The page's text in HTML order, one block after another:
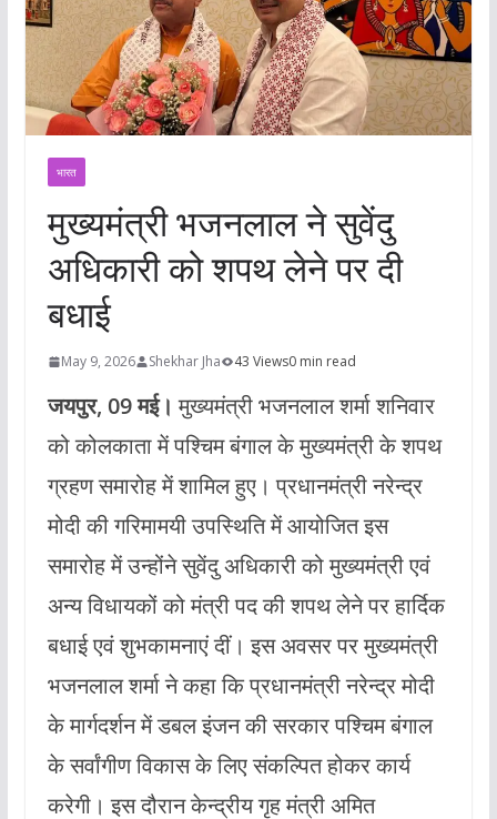
भारत
मुख्यमंत्री भजनलाल ने सुवेंदु
अधिकारी को शपथ लेने पर दी
बधाई
May 9, 2026 Shekhar Jha 43 Views0 min read
जयपुर, 09 मई। मुख्यमंत्री भजनलाल शर्मा शनिवार
को कोलकाता में पश्चिम बंगाल के मुख्यमंत्री के शपथ
ग्रहण समारोह में शामिल हुए। प्रधानमंत्री नरेन्द्र
मोदी की गरिमामयी उपस्थिति में आयोजित इस
समारोह में उन्होंने सुवेंदु अधिकारी को मुख्यमंत्री एवं
अन्य विधायकों को मंत्री पद की शपथ लेने पर हार्दिक
बधाई एवं शुभकामनाएं दीं। इस अवसर पर मुख्यमंत्री
भजनलाल शर्मा ने कहा कि प्रधानमंत्री नरेन्द्र मोदी
के मार्गदर्शन में डबल इंजन की सरकार पश्चिम बंगाल
के सर्वांगीण विकास के लिए संकल्पित होकर कार्य
करेगी। इस दौरान केन्द्रीय गृह मंत्री अमित